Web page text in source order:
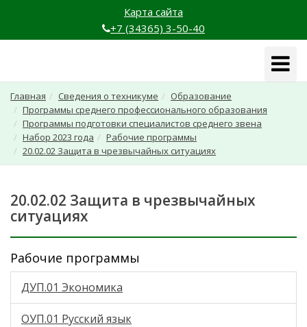
Карта сайта
+7 (34365) 3-50-40
Главная Сведения о техникуме
Образование
Программы среднего профессионального образования
Программы подготовки специалистов среднего звена
Набор 2023 года
Рабочие программы
20.02.02 Защита в чрезвычайных ситуациях
20.02.02 Защита в чрезвычайных
ситуациях
Рабочие программы
ДУП.01 Экономика
ОУП.01 Русский язык